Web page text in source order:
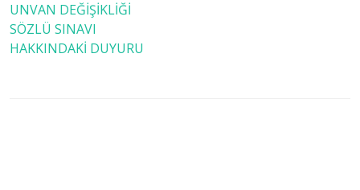
UNVAN DEĞİŞİKLİĞİ
SÖZLÜ SINAVI
HAKKINDAKİ DUYURU